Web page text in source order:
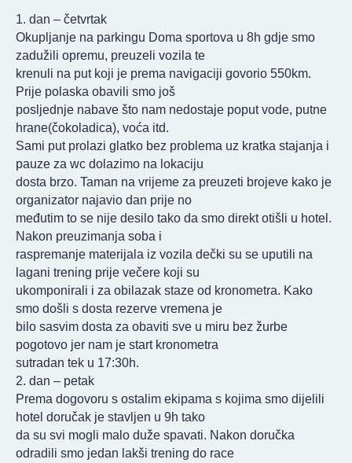
1. dan – četvrtak
Okupljanje na parkingu Doma sportova u 8h gdje smo
zadužili opremu, preuzeli vozila te
krenuli na put koji je prema navigaciji govorio 550km.
Prije polaska obavili smo još
posljednje nabave što nam nedostaje poput vode, putne
hrane(čokoladica), voća itd.
Sami put prolazi glatko bez problema uz kratka stajanja i
pauze za wc dolazimo na lokaciju
dosta brzo. Taman na vrijeme za preuzeti brojeve kako je
organizator najavio dan prije no
međutim to se nije desilo tako da smo direkt otišli u hotel.
Nakon preuzimanja soba i
raspremanje materijala iz vozila dečki su se uputili na
lagani trening prije večere koji su
ukomponirali i za obilazak staze od kronometra. Kako
smo došli s dosta rezerve vremena je
bilo sasvim dosta za obaviti sve u miru bez žurbe
pogotovo jer nam je start kronometra
sutradan tek u 17:30h.
2. dan – petak
Prema dogovoru s ostalim ekipama s kojima smo dijelili
hotel doručak je stavljen u 9h tako
da su svi mogli malo duže spavati. Nakon doručka
odradili smo jedan lakši trening do race